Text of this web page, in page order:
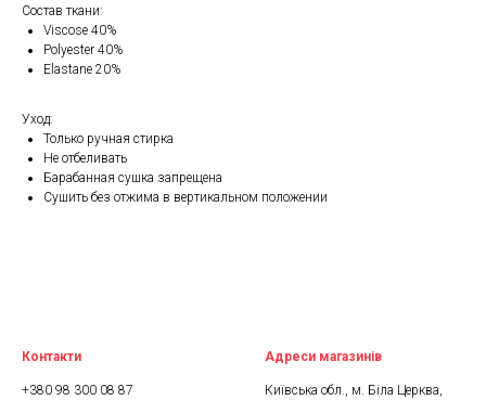
Состав ткани:
Viscose 40%
Polyester 40%
Elastane 20%
Уход:
Только ручная стирка
Не отбеливать
Барабанная сушка запрещена
Сушить без отжима в вертикальном положении
Контакти
+380 98 300 08 87
Адреси магазинів
Київська обл., м. Біла Церква,